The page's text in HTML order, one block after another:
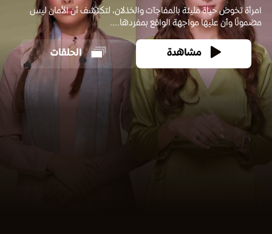
امرأة تخوض حياة مليئة بالمفاجآت والخذلان، لتكتشف أن الأمان ليس
مضمونًا وأن عليها مواجهة الواقع بمفردها....
مشاهدة الحلقات